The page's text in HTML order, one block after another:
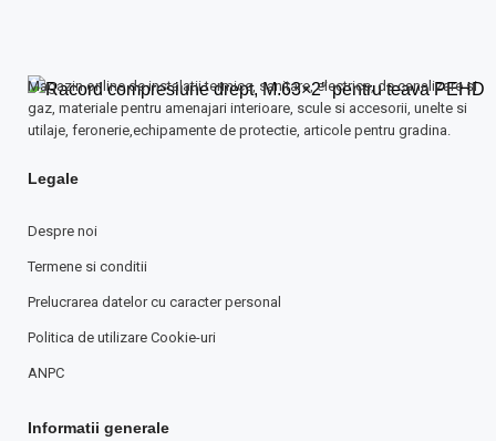
Magazin online de instalatii termice, sanitare, electrice, de canalizare si
gaz, materiale pentru amenajari interioare, scule si accesorii, unelte si
utilaje, feronerie,echipamente de protectie, articole pentru gradina.
Legale
Despre noi
Termene si conditii
Prelucrarea datelor cu caracter personal
Politica de utilizare Cookie-uri
ANPC
Informatii generale